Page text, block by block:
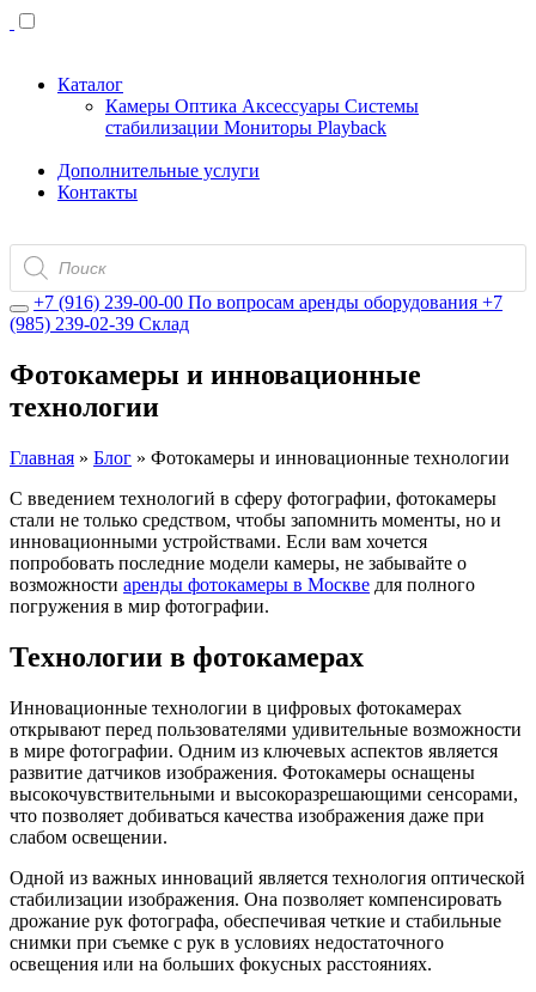
Каталог
Камеры Оптика Аксессуары Системы
стабилизации Мониторы Playback
Дополнительные услуги
Контакты
Поиск
товаров
+7 (916) 239-00-00 По вопросам аренды оборудования +7
(985) 239-02-39 Склад
Фотокамеры и инновационные
технологии
Главная » Блог » Фотокамеры и инновационные технологии
С введением технологий в сферу фотографии, фотокамеры
стали не только средством, чтобы запомнить моменты, но и
инновационными устройствами. Если вам хочется
попробовать последние модели камеры, не забывайте о
возможности аренды фотокамеры в Москве для полного
погружения в мир фотографии.
Технологии в фотокамерах
Инновационные технологии в цифровых фотокамерах
открывают перед пользователями удивительные возможности
в мире фотографии. Одним из ключевых аспектов является
развитие датчиков изображения. Фотокамеры оснащены
высокочувствительными и высокоразрешающими сенсорами,
что позволяет добиваться качества изображения даже при
слабом освещении.
Одной из важных инноваций является технология оптической
стабилизации изображения. Она позволяет компенсировать
дрожание рук фотографа, обеспечивая четкие и стабильные
снимки при съемке с рук в условиях недостаточного
освещения или на больших фокусных расстояниях.